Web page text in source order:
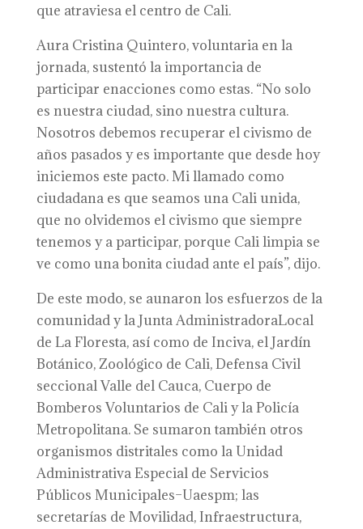
que atraviesa el centro de Cali.
Aura Cristina Quintero, voluntaria en la
jornada, sustentó la importancia de
participar enacciones como estas. “No solo
es nuestra ciudad, sino nuestra cultura.
Nosotros debemos recuperar el civismo de
años pasados y es importante que desde hoy
iniciemos este pacto. Mi llamado como
ciudadana es que seamos una Cali unida,
que no olvidemos el civismo que siempre
tenemos y a participar, porque Cali limpia se
ve como una bonita ciudad ante el país”, dijo.
De este modo, se aunaron los esfuerzos de la
comunidad y la Junta AdministradoraLocal
de La Floresta, así como de Inciva, el Jardín
Botánico, Zoológico de Cali, Defensa Civil
seccional Valle del Cauca, Cuerpo de
Bomberos Voluntarios de Cali y la Policía
Metropolitana. Se sumaron también otros
organismos distritales como la Unidad
Administrativa Especial de Servicios
Públicos Municipales–Uaespm; las
secretarías de Movilidad, Infraestructura,